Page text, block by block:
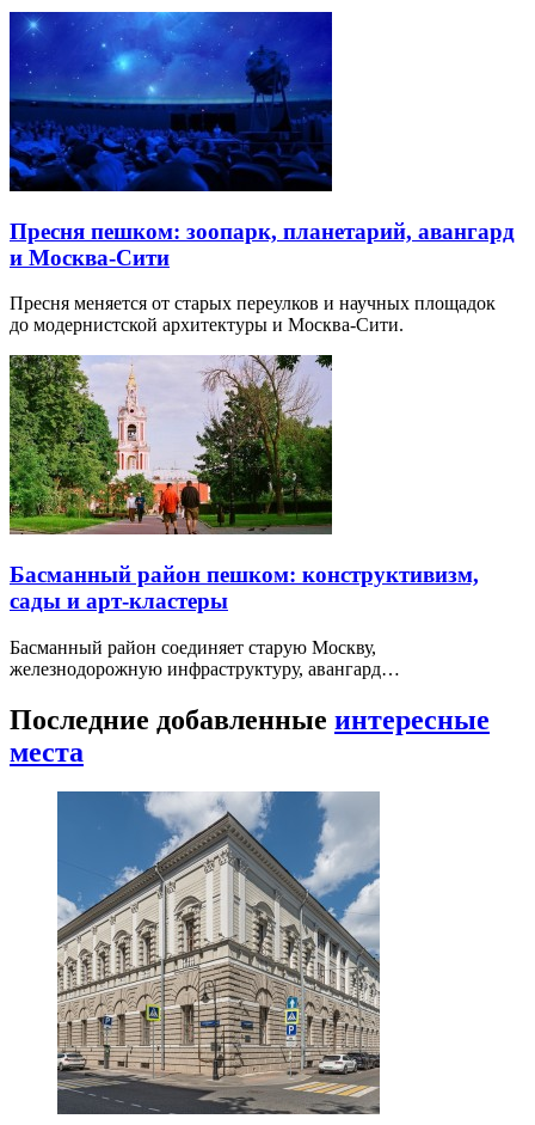
Пресня пешком: зоопарк, планетарий, авангард
и Москва-Сити
Пресня меняется от старых переулков и научных площадок
до модернистской архитектуры и Москва-Сити.
Басманный район пешком: конструктивизм,
сады и арт-кластеры
Басманный район соединяет старую Москву,
железнодорожную инфраструктуру, авангард…
Последние добавленные интересные
места